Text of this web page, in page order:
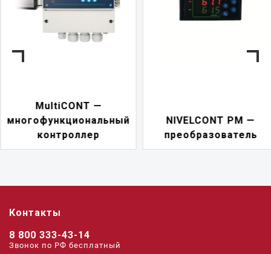
NIVELCONT PM —
преобразователь
переключатель
Контакты
8 800 333-43-14
Звонок по РФ беcплатный